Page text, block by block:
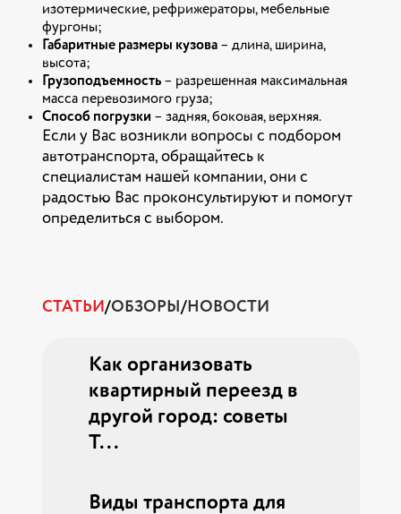
изотермические, рефрижераторы, мебельные
фургоны;
Габаритные размеры кузова– длина, ширина,
высота;
Грузоподъемность– разрешенная максимальная
масса перевозимого груза;
Способ погрузки – задняя, боковая, верхняя.
Если у Вас возникли вопросы с подбором
автотранспорта, обращайтесь к
специалистам нашей компании, они с
радостью Вас проконсультируют и помогут
определиться с выбором.
СТАТЬИ/ОБЗОРЫ/НОВОСТИ
Как организовать
квартирный переезд в
другой город: советы
Т...
Виды транспорта для